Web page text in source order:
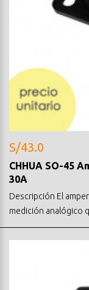
S/43.0
CHHUA SO-45
30A
Descripción El
medición analógico